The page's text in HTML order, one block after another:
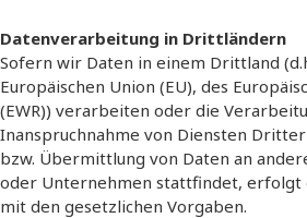
Datenverarbeitung in Drittländern
Sofern wir Daten in einem Drittland
Europäischen Union (EU), des
(EWR)) verarbeiten oder die
Inanspruchnahme von Diensten
bzw. Übermittlung von Daten an
oder Unternehmen stattfindet, erfolgt
mit den gesetzlichen Vorgaben.